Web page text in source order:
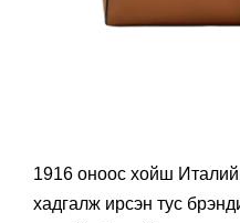
1916 оноос хойш
хадгалж ирсэн тус